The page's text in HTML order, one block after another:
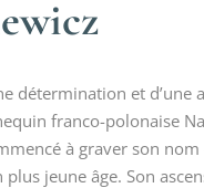
détermination et d’une
franco-polonaise
à graver son
plus jeune âge. Son